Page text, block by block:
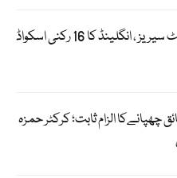
پاکستان کیخلاف ٹیسٹ سیریز ، انگلینڈ کا 16 رکنی اسکواڈ
چھپانےکا الزام ثابت؛ کرکٹر حمزہ